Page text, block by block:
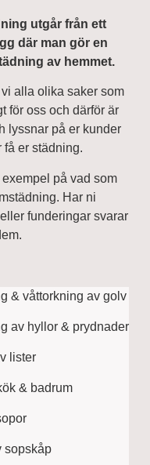
utgår från ett
där man gör en
av hemmet.
alla olika saker som
för oss och därför är
lyssnar på er kunder
få er städning.
på vad som
Har ni
funderingar svarar
& våttorkning av golv
av hyllor & prydnader
lister
& badrum
sopskåp